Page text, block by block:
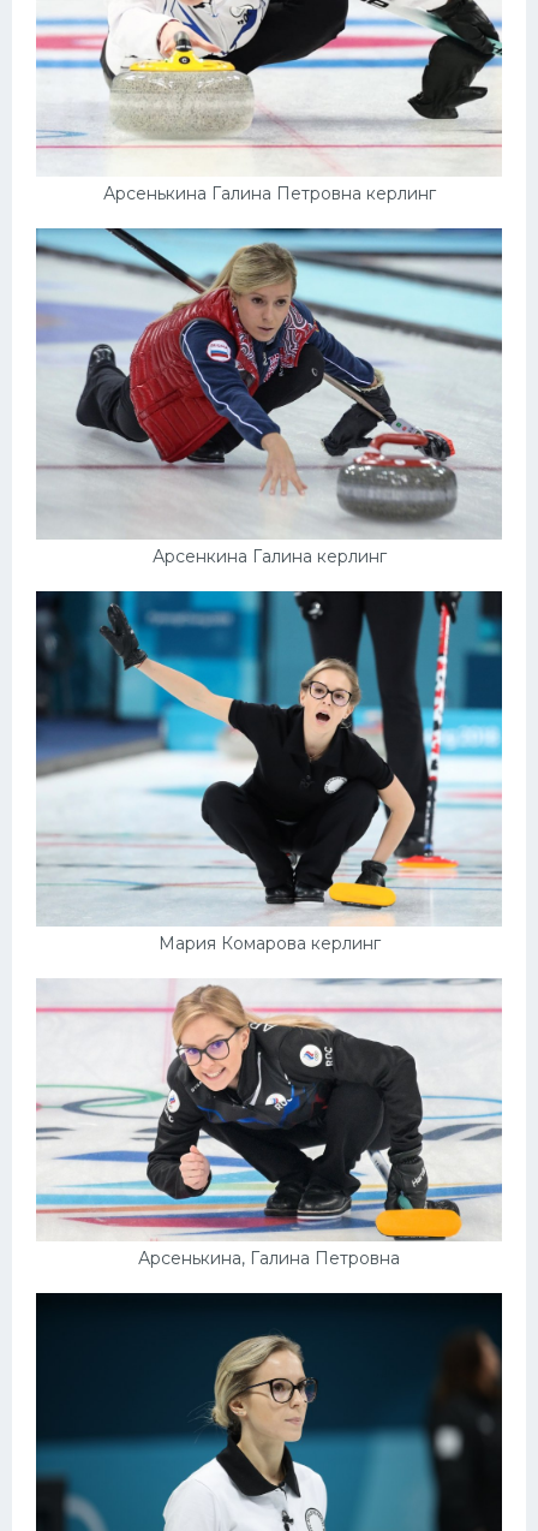
Арсенькина Галина Петровна керлинг
Арсенкина Галина керлинг
Мария Комарова керлинг
Арсенькина, Галина Петровна